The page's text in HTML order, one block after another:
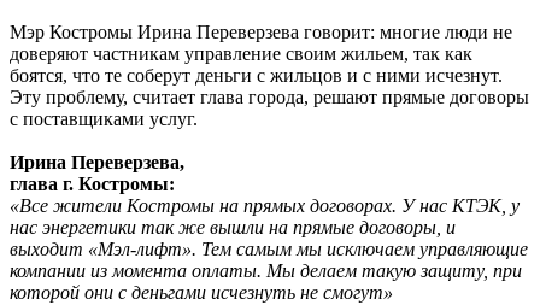
Мэр Костромы Ирина Переверзева говорит: многие люди не
доверяют частникам управление своим жильем, так как
боятся, что те соберут деньги с жильцов и с ними исчезнут.
Эту проблему, считает глава города, решают прямые договоры
с поставщиками услуг.
Ирина Переверзева,
глава г. Костромы:
«Все жители Костромы на прямых договорах. У нас КТЭК, у
нас энергетики так же вышли на прямые договоры, и
выходит «Мэл-лифт». Тем самым мы исключаем управляющие
компании из момента оплаты. Мы делаем такую защиту, при
которой они с деньгами исчезнуть не смогут»